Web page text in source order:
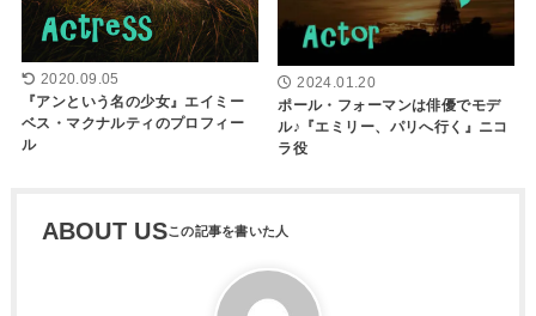
2020.09.05
『アンという名の少女』エイミー
ベス・マクナルティのプロフィー
ル
2024.01.20
ポール・フォーマンは俳優でモデ
ル♪『エミリー、パリへ行く』ニコ
ラ役
ABOUT US